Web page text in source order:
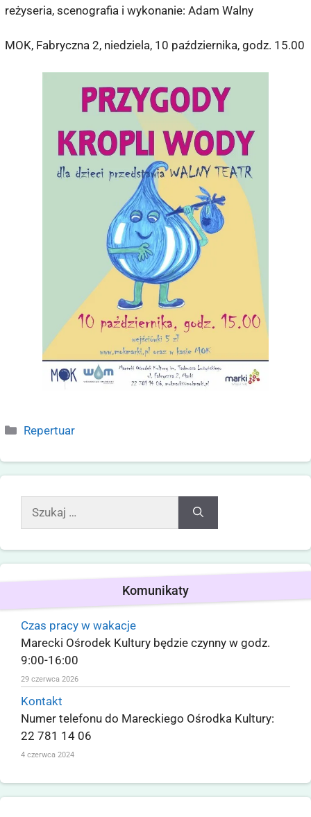
reżyseria, scenografia i wykonanie: Adam Walny
MOK, Fabryczna 2, niedziela, 10 października, godz. 15.00
Repertuar
Komunikaty
Czas pracy w wakacje
Marecki Ośrodek Kultury będzie czynny w godz.
9:00-16:00
29 czerwca 2026
Kontakt
Numer telefonu do Mareckiego Ośrodka Kultury:
22 781 14 06
4 czerwca 2024